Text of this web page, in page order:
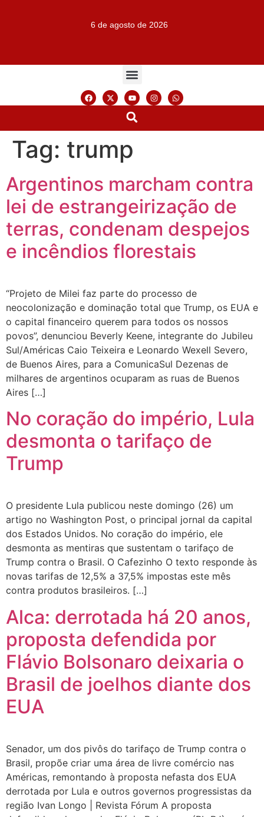
6 de agosto de 2026
Tag: trump
Argentinos marcham contra
lei de estrangeirização de
terras, condenam despejos
e incêndios florestais
“Projeto de Milei faz parte do processo de
neocolonização e dominação total que Trump, os EUA e
o capital financeiro querem para todos os nossos
povos”, denunciou Beverly Keene, integrante do Jubileu
Sul/Américas Caio Teixeira e Leonardo Wexell Severo,
de Buenos Aires, para a ComunicaSul Dezenas de
milhares de argentinos ocuparam as ruas de Buenos
Aires […]
No coração do império, Lula
desmonta o tarifaço de
Trump
O presidente Lula publicou neste domingo (26) um
artigo no Washington Post, o principal jornal da capital
dos Estados Unidos. No coração do império, ele
desmonta as mentiras que sustentam o tarifaço de
Trump contra o Brasil. O Cafezinho O texto responde às
novas tarifas de 12,5% a 37,5% impostas este mês
contra produtos brasileiros. […]
Alca: derrotada há 20 anos,
proposta defendida por
Flávio Bolsonaro deixaria o
Brasil de joelhos diante dos
EUA
Senador, um dos pivôs do tarifaço de Trump contra o
Brasil, propõe criar uma área de livre comércio nas
Américas, remontando à proposta nefasta dos EUA
derrotada por Lula e outros governos progressistas da
região Ivan Longo | Revista Fórum A proposta